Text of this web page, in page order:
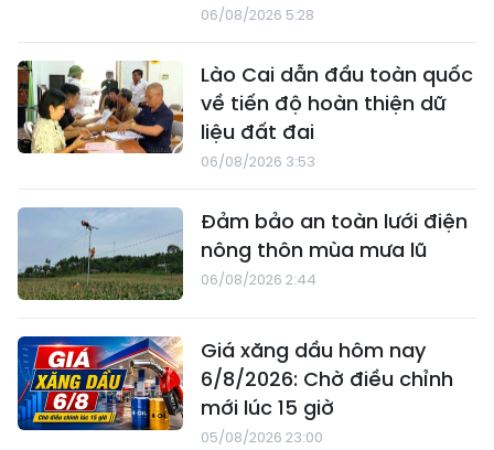
06/08/2026 5:28
Lào Cai dẫn đầu toàn quốc
về tiến độ hoàn thiện dữ
liệu đất đai
06/08/2026 3:53
Đảm bảo an toàn lưới điện
nông thôn mùa mưa lũ
06/08/2026 2:44
Giá xăng dầu hôm nay
6/8/2026: Chờ điều chỉnh
mới lúc 15 giờ
05/08/2026 23:00